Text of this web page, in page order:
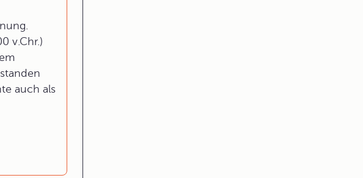
v.Chr.)
auch als